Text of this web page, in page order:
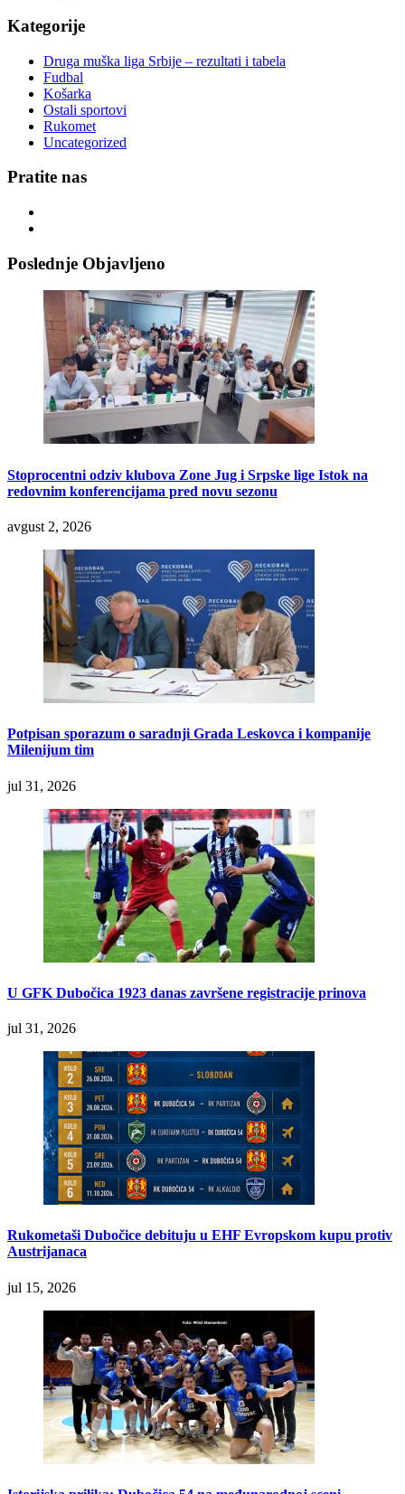
Kategorije
Druga muška liga Srbije – rezultati i tabela
Fudbal
Košarka
Ostali sportovi
Rukomet
Uncategorized
Pratite nas
Poslednje Objavljeno
Stoprocentni odziv klubova Zone Jug i Srpske lige Istok na
redovnim konferencijama pred novu sezonu
avgust 2, 2026
Potpisan sporazum o saradnji Grada Leskovca i kompanije
Milenijum tim
jul 31, 2026
U GFK Dubočica 1923 danas završene registracije prinova
jul 31, 2026
Rukometaši Dubočice debituju u EHF Evropskom kupu protiv
Austrijanaca
jul 15, 2026